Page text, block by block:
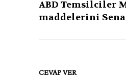
ABD Temsilciler
maddelerini
CEVAP VER